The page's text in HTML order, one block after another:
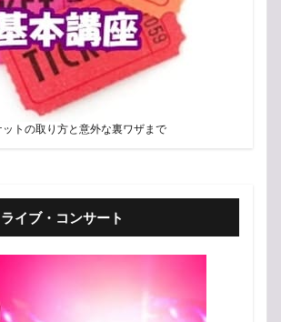
ットの取り方と意外な裏ワザまで
イブ・コンサート